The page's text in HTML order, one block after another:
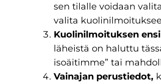
sen tilalle voidaan
valita
Kuolinilmoituksen
läheistä on haluttu
isoäitimme” tai
Vainajan perustiedot,